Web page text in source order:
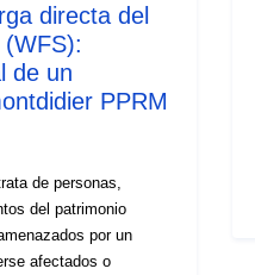
directa del
de un
PPRM
de personas,
del patrimonio
por un
afectados o